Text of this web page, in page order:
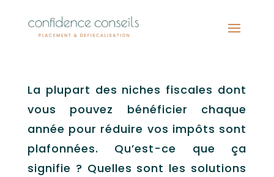
5 minutes pour comprendre
le plafonnement des niches
La plupart des niches fiscales dont
vous pouvez bénéficier chaque
année pour réduire vos impôts sont
plafonnées. Qu’est-ce que ça
signifie ? Quelles sont les solutions